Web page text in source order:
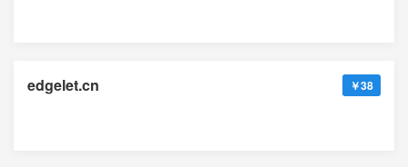
edgelet.cn ￥38